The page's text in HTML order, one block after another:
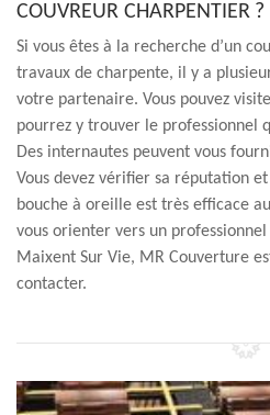
COUVREUR CHARPENTIER ?
Si vous êtes à la recherche d’un
travaux de charpente, il y a
votre partenaire. Vous pouvez
pourrez y trouver le professionnel
Des internautes peuvent vous
Vous devez vérifier sa réputation
bouche à oreille est très efficace
vous orienter vers un
Maixent Sur Vie, MR Couverture
contacter.